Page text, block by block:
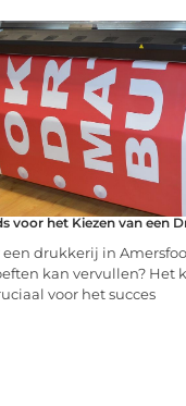
voor het Kiezen van een
een drukkerij in
kan vervullen? Het
voor het succes